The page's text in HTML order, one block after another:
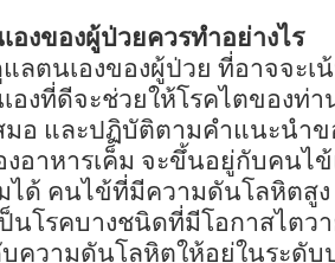
องของผู้ป่วยควรทำอย่างไร
ลตนเองของผู้ป่วย ที่อาจจะ
องที่ดีจะช่วยให้โรคไตของท่
มอ และปฏิบัติตามคำแนะนำ
งอาหารเค็ม จะขึ้นอยู่กับคน
ได้ คนไข้ที่มีความดันโลหิตสูง
นโรคบางชนิดที่มีโอกาสไตว
ความดันโลหิตให้อยู่ในระดับ